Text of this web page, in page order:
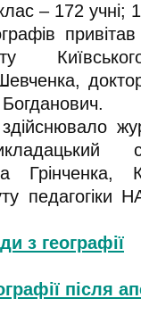
– 172 учні;
здійснювало
педагогіки
з географії
після